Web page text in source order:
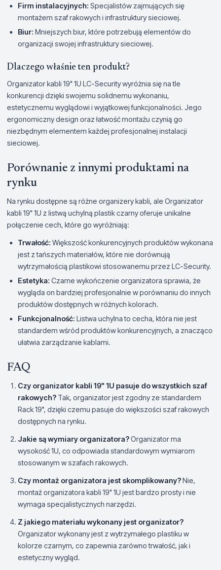
Firm instalacyjnych: Specjalistów zajmujących się
montażem szaf rakowych i infrastruktury sieciowej.
Biur: Mniejszych biur, które potrzebują elementów do
organizacji swojej infrastruktury sieciowej.
Dlaczego właśnie ten produkt?
Organizator kabli 19" 1U LC-Security wyróżnia się na tle
konkurencji dzięki swojemu solidnemu wykonaniu,
estetycznemu wyglądowi i wyjątkowej funkcjonalności. Jego
ergonomiczny design oraz łatwość montażu czynią go
niezbędnym elementem każdej profesjonalnej instalacji
sieciowej.
Porównanie z innymi produktami na
rynku
Na rynku dostępne są różne organizery kabli, ale Organizator
kabli 19" 1U z listwą uchylną plastik czarny oferuje unikalne
połączenie cech, które go wyróżniają:
Trwałość: Większość konkurencyjnych produktów wykonana
jest z tańszych materiałów, które nie dorównują
wytrzymałością plastikowi stosowanemu przez LC-Security.
Estetyka: Czarne wykończenie organizatora sprawia, że
wygląda on bardziej profesjonalnie w porównaniu do innych
produktów dostępnych w różnych kolorach.
Funkcjonalność: Listwa uchylna to cecha, która nie jest
standardem wśród produktów konkurencyjnych, a znacząco
ułatwia zarządzanie kablami.
FAQ
Czy organizator kabli 19" 1U pasuje do wszystkich szaf
rakowych? Tak, organizator jest zgodny ze standardem
Rack 19", dzięki czemu pasuje do większości szaf rakowych
dostępnych na rynku.
Jakie są wymiary organizatora?Organizator ma
wysokość 1U, co odpowiada standardowym wymiarom
stosowanym w szafach rakowych.
Czy montaż organizatora jest skomplikowany?Nie,
montaż organizatora kabli 19" 1U jest bardzo prosty i nie
wymaga specjalistycznych narzędzi.
Z jakiego materiału wykonany jest organizator?
Organizator wykonany jest z wytrzymałego plastiku w
kolorze czarnym, co zapewnia zarówno trwałość, jak i
estetyczny wygląd.